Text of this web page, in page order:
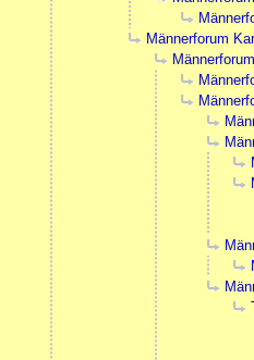
Männerforum